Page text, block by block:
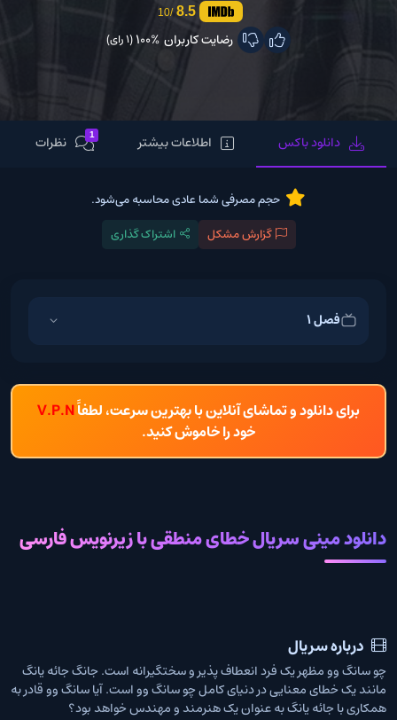
8.5
/10
رضایت کاربران 100%(1 رای)
دانلود باکس اطلاعات بیشتر 1 نظرات
حجم مصرفی شما عادی محاسبه می‌شود.
گزارش مشکل
اشتراک گذاری
فصل 1
برای دانلود و تماشای آنلاین با بهترین سرعت، لطفاًV.P.N
خود را خاموش کنید.
دانلود مینی سریال خطای منطقی با زیرنویس فارسی
درباره سریال
چو سانگ وو مظهر یک فرد انعطاف پذیر و سختگیرانه است. جانگ جائه یانگ
مانند یک خطای معنایی در دنیای کامل چو سانگ وو است. آیا سانگ وو قادر به
همکاری با جائه یانگ به عنوان یک هنرمند و مهندس خواهد بود؟